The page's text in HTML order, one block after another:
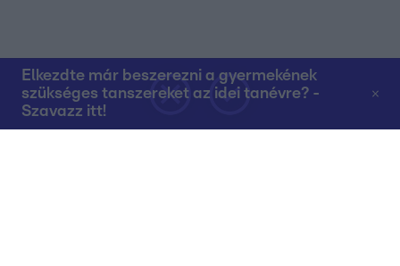
Elkezdte már beszerezni a gyermekének
szükséges tanszereket az idei tanévre? -
Szavazz itt!